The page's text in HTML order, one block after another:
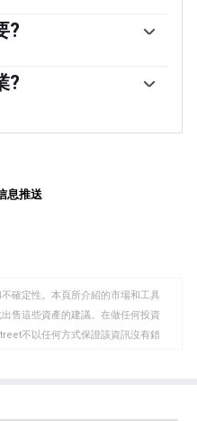
?
錢可以花，這通常會導致
波動性更大的通脹來源不
各國央行在決定貨幣政策
?
確有與勞動力市場相關的
有什麽任務，勞動力市場
因素，因為它是衡量經濟
息推送
確定性。本頁所介紹的市場和工具
售這些資產的建議。在做任何投資
不以任何方式保證該資訊沒有錯
政策或立場。作者不對本頁連結的